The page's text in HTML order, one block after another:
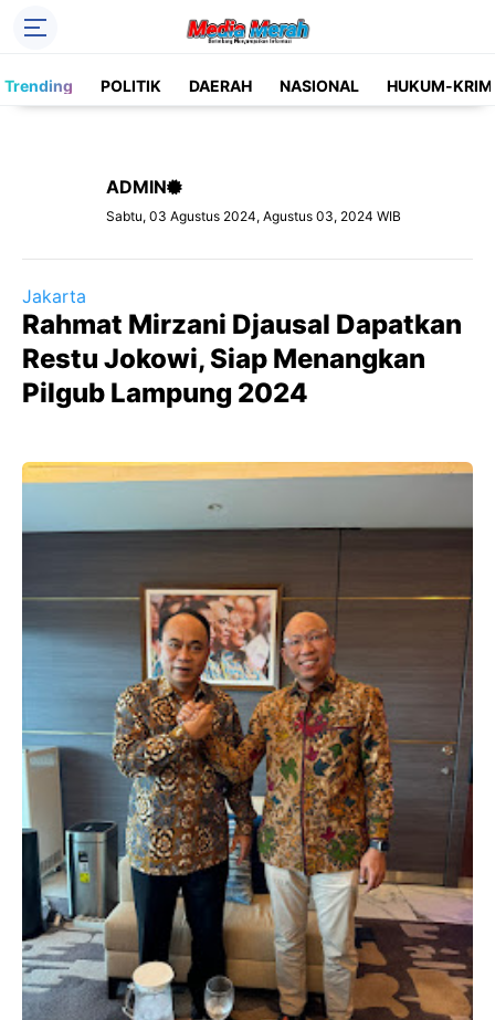
Header Social Media
Facebook
YouTube
Trending POLITIK DAERAH NASIONAL HUKUM-
ADMIN
Sabtu, 03 Agustus 2024, Agustus 03, 2024 WIB
Jakarta
Rahmat Mirzani Djausal Dapatkan
Restu Jokowi, Siap Menangkan
Pilgub Lampung 2024